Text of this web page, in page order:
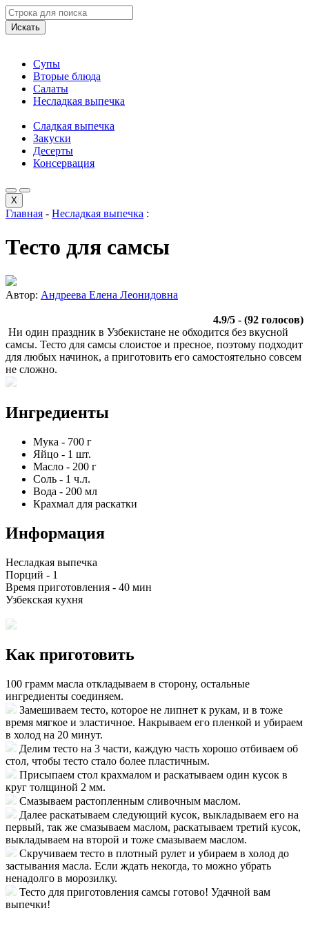
Искать
Супы
Вторые блюда
Салаты
Несладкая выпечка
Сладкая выпечка
Закуски
Десерты
Консервация
X
Главная - Несладкая выпечка :
Тесто для самсы
Автор: Андреева Елена Леонидовна
4.9/5 - (92 голосов)
Ни один праздник в Узбекистане не обходится без вкусной
самсы. Тесто для самсы слоистое и пресное, поэтому подходит
для любых начинок, а приготовить его самостоятельно совсем
не сложно.
Ингредиенты
Мука - 700 г
Яйцо - 1 шт.
Масло - 200 г
Соль - 1 ч.л.
Вода - 200 мл
Крахмал для раскатки
Информация
Несладкая выпечка
Порций - 1
Время приготовления - 40 мин
Узбекская кухня
Как приготовить
100 грамм масла откладываем в сторону, остальные
ингредиенты соединяем.
Замешиваем тесто, которое не липнет к рукам, и в тоже
время мягкое и эластичное. Накрываем его пленкой и убираем
в холод на 20 минут.
Делим тесто на 3 части, каждую часть хорошо отбиваем об
стол, чтобы тесто стало более пластичным.
Присыпаем стол крахмалом и раскатываем один кусок в
круг толщиной 2 мм.
Смазываем растопленным сливочным маслом.
Далее раскатываем следующий кусок, выкладываем его на
первый, так же смазываем маслом, раскатываем третий кусок,
выкладываем на второй и тоже смазываем маслом.
Скручиваем тесто в плотный рулет и убираем в холод до
застывания масла. Если ждать некогда, то можно убрать
ненадолго в морозилку.
Тесто для приготовления самсы готово! Удачной вам
выпечки!